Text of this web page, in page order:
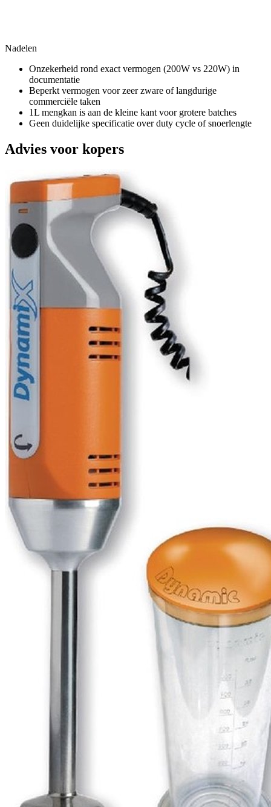
Nadelen
Onzekerheid rond exact vermogen (200W vs 220W) in
documentatie
Beperkt vermogen voor zeer zware of langdurige
commerciële taken
1L mengkan is aan de kleine kant voor grotere batches
Geen duidelijke specificatie over duty cycle of snoerlengte
Advies voor kopers